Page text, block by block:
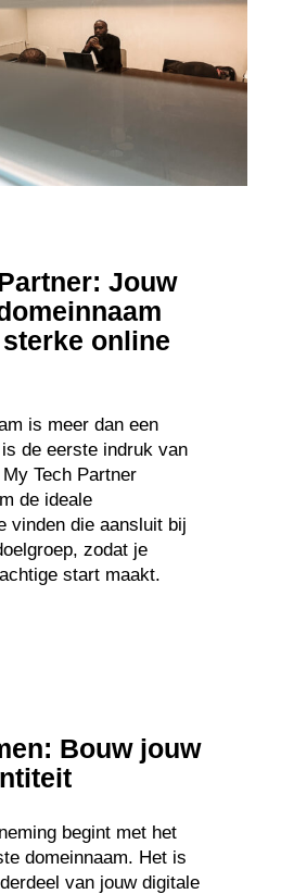
Jouw
online
is meer dan een
de eerste indruk van
Tech Partner
de ideale
vinden die aansluit bij
zodat je
start maakt.
Bouw jouw
begint met het
domeinnaam. Het is
van jouw digitale